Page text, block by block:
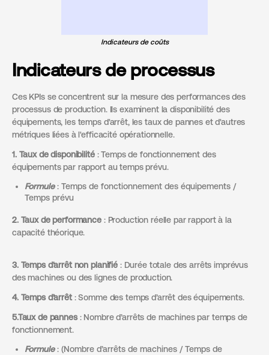
Indicateurs de coûts
Indicateurs de processus
Ces KPIs se concentrent sur la mesure des performances des
processus de production. Ils examinent la disponibilité des
équipements, les temps d'arrêt, les taux de pannes et d'autres
métriques liées à l'efficacité opérationnelle.
1. Taux de disponibilité: Temps de fonctionnement des
équipements par rapport au temps prévu.
Formule: Temps de fonctionnement des équipements /
Temps prévu
2. Taux de performance: Production réelle par rapport à la
capacité théorique.
3. Temps d'arrêt non planifié: Durée totale des arrêts imprévus
des machines ou des lignes de production.
4. Temps d’arrêt: Somme des temps d’arrêt des équipements.
5.Taux de pannes: Nombre d’arrêts de machines par temps de
fonctionnement.
Formule: (Nombre d’arrêts de machines / Temps de